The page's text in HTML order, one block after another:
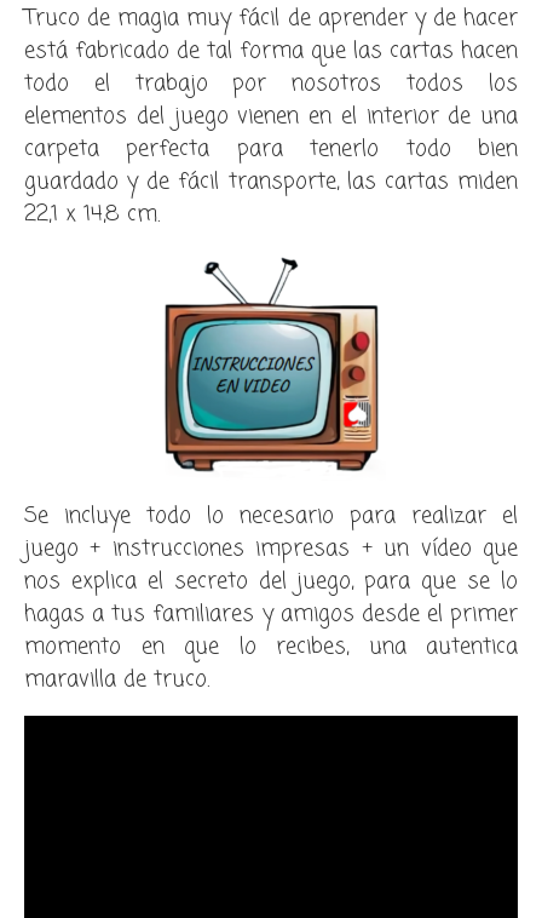
Truco de magia muy fácil de aprender y de hacer
está fabricado de tal forma que las cartas hacen
todo el trabajo por nosotros todos los
elementos del juego vienen en el interior de una
carpeta perfecta para tenerlo todo bien
guardado y de fácil transporte, las cartas miden
22,1 x 14,8 cm.
Se incluye todo lo necesario para realizar el
juego + instrucciones impresas + un vídeo que
nos explica el secreto del juego, para que se lo
hagas a tus familiares y amigos desde el primer
momento en que lo recibes, una autentica
maravilla de truco.